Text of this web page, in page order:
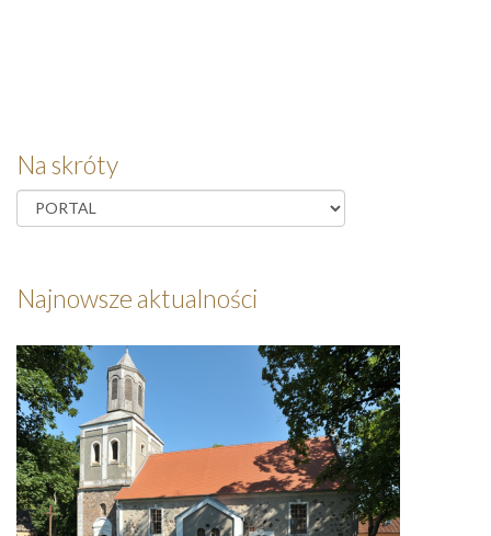
Na skróty
Najnowsze aktualności